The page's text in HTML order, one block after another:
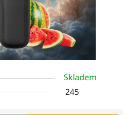
Skladem
245